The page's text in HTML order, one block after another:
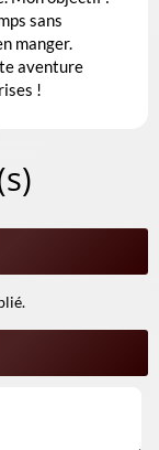
sans
manger.
aventure
!